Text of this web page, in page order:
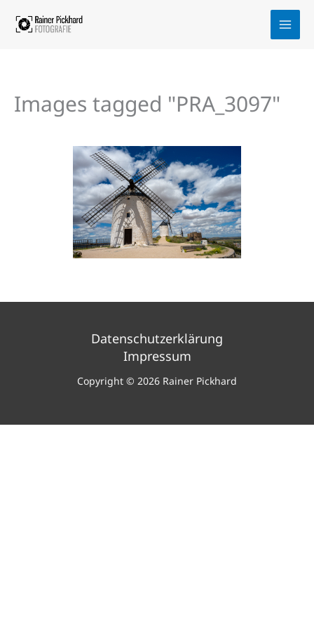
Inhalt
Images tagged "PRA_3097"
Datenschutzerklärung
Impressum
Copyright © 2026 Rainer Pickhard